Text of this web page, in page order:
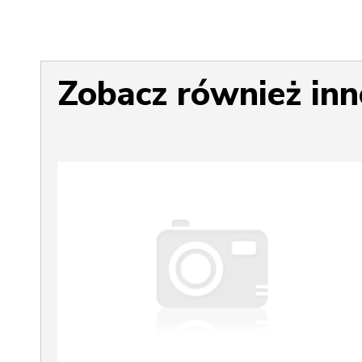
Zobacz również